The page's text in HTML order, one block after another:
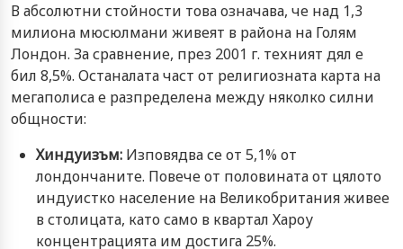
В абсолютни стойности това означава, че над 1,3
милиона мюсюлмани живеят в района на Голям
Лондон. За сравнение, през 2001 г. техният дял е
бил 8,5%. Останалата част от религиозната карта на
мегаполиса е разпределена между няколко силни
общности:
Хиндуизъм: Изповядва се от 5,1% от
лондончаните. Повече от половината от цялото
индуистко население на Великобритания живее
в столицата, като само в квартал Хароу
концентрацията им достига 25%.